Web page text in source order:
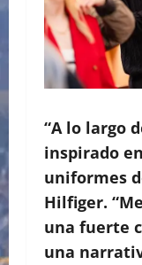
“A lo largo
inspirado
uniformes
Hilfiger.
una fuerte
una